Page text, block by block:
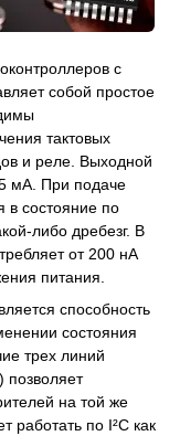
с
собой простое
тактовых
и реле. Выходной
мА. При подаче
в состояние по
либо дребезг. В
от 200 нА
питания.
способность
состояния
трех линий
позволяет
на той же
работать по I²C как